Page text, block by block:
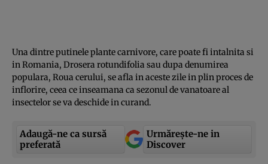
Una dintre putinele plante carnivore, care poate fi intalnita si
in Romania, Drosera rotundifolia sau dupa denumirea
populara, Roua cerului, se afla in aceste zile in plin proces de
inflorire, ceea ce inseamana ca sezonul de vanatoare al
insectelor se va deschide in curand.
Adaugă-ne ca sursă
preferată
Urmărește-ne in
Discover